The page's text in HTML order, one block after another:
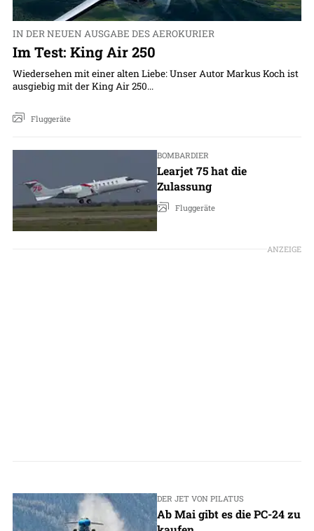
IN DER NEUEN AUSGABE DES AEROKURIER
Im Test: King Air 250
Wiedersehen mit einer alten Liebe: Unser Autor Markus Koch ist
ausgiebig mit der King Air 250...
Fluggeräte
BOMBARDIER
Learjet 75 hat die
Zulassung
Fluggeräte
ANZEIGE
DER JET VON PILATUS
Ab Mai gibt es die PC-24 zu